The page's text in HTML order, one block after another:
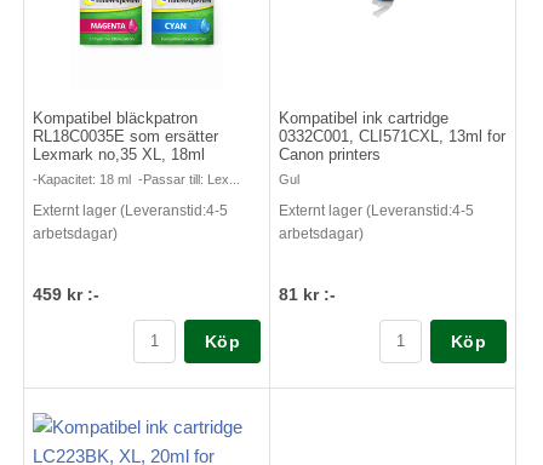
Kompatibel bläckpatron
RL18C0035E som ersätter
Lexmark no,35 XL, 18ml
-Kapacitet: 18 ml -Passar till: Lex...
Externt lager (Leveranstid:4-5
arbetsdagar)
459 kr :-
Köp
Kompatibel ink cartridge
0332C001, CLI571CXL, 13ml for
Canon printers
Gul
Externt lager (Leveranstid:4-5
arbetsdagar)
81 kr :-
Köp